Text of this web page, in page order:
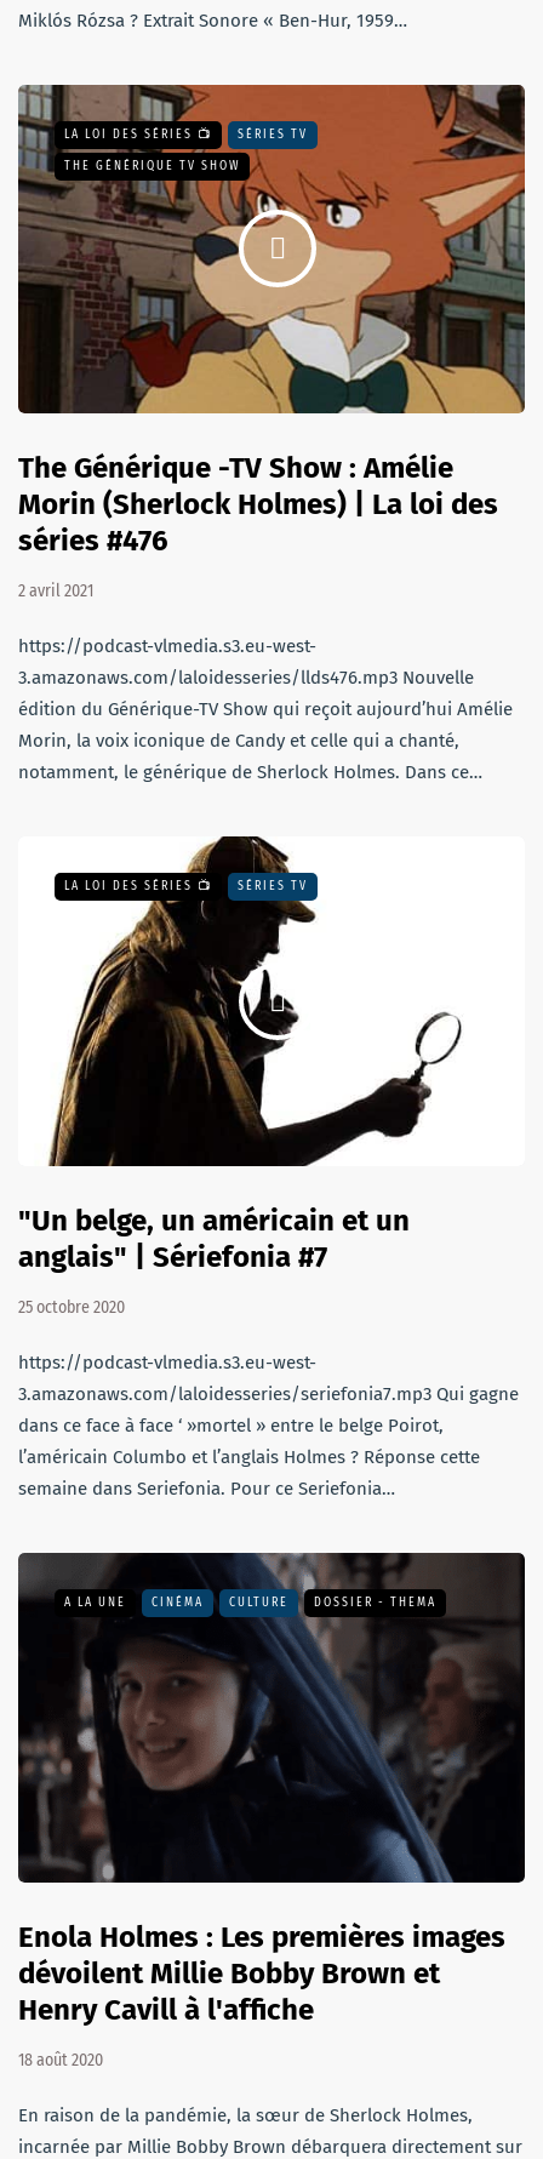
Miklós Rózsa ? Extrait Sonore « Ben-Hur, 1959…
LA LOI DES SÉRIES 📺 SÉRIES TV
THE GÉNÉRIQUE TV SHOW
The Générique -TV Show : Amélie
Morin (Sherlock Holmes) | La loi des
séries #476
2 avril 2021
https://podcast-vlmedia.s3.eu-west-
3.amazonaws.com/laloidesseries/llds476.mp3 Nouvelle
édition du Générique-TV Show qui reçoit aujourd’hui Amélie
Morin, la voix iconique de Candy et celle qui a chanté,
notamment, le générique de Sherlock Holmes. Dans ce…
LA LOI DES SÉRIES 📺 SÉRIES TV
"Un belge, un américain et un
anglais" | Sériefonia #7
25 octobre 2020
https://podcast-vlmedia.s3.eu-west-
3.amazonaws.com/laloidesseries/seriefonia7.mp3 Qui gagne
dans ce face à face ‘ »mortel » entre le belge Poirot,
l’américain Columbo et l’anglais Holmes ? Réponse cette
semaine dans Seriefonia. Pour ce Seriefonia…
A LA UNE CINÉMA CULTURE DOSSIER - THEMA
Enola Holmes : Les premières images
dévoilent Millie Bobby Brown et
Henry Cavill à l'affiche
18 août 2020
En raison de la pandémie, la sœur de Sherlock Holmes,
incarnée par Millie Bobby Brown débarquera directement sur